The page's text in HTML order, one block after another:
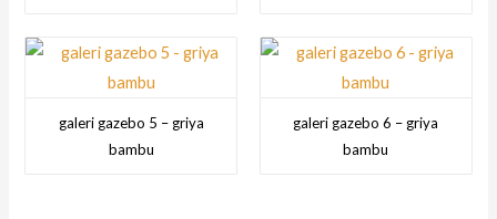
galeri gazebo 5 – griya
bambu
galeri gazebo 6 – griya
bambu